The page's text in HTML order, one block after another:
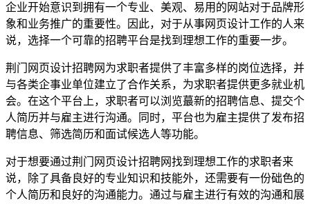
企业开始意识到拥有一个专业、美观、易用的网站对于品牌形
象和业务推广的重要性。因此，对于从事网页设计工作的人来
说，选择一个可靠的招聘平台是找到理想工作的重要一步。
荆门网页设计招聘网为求职者提供了丰富多样的岗位选择，并
与各类企事业单位建立了合作关系，为求职者提供更多就业机
会。在这个平台上，求职者可以浏览蕞新的招聘信息、提交个
人简历并与雇主进行沟通。同时，平台也为雇主提供了发布招
聘信息、筛选简历和面试候选人等功能。
对于想要通过荆门网页设计招聘网找到理想工作的求职者来
说，除了具备良好的专业知识和技能外，还需要有一份础色的
个人简历和良好的沟通能力。通过与雇主进行有效的沟通和展